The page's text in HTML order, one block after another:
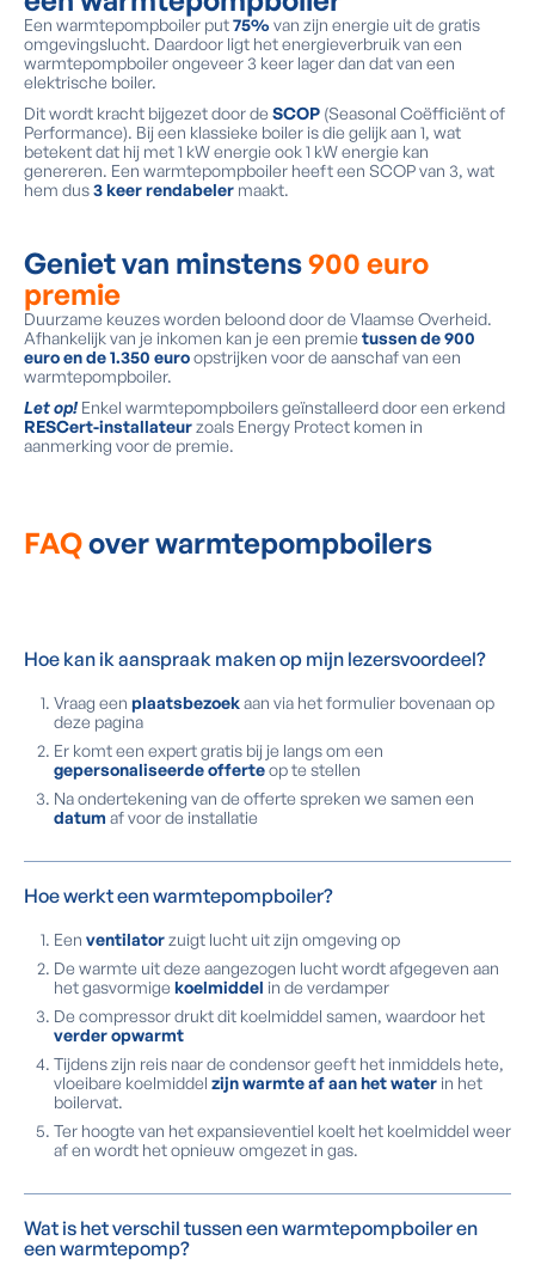
Een warmtepompboiler put75%van zijn energie uit de gratis
omgevingslucht. Daardoor ligt het energieverbruik van een
warmtepompboiler ongeveer 3 keer lager dan dat van een
elektrische boiler.
Dit wordt kracht bijgezet door de SCOP (Seasonal Coëfficiënt of
Performance). Bij een klassieke boiler is die gelijk aan 1, wat
betekent dat hij met 1 kW energie ook 1 kW energie kan
genereren. Een warmtepompboiler heeft een SCOP van 3, wat
hem dus3 keer rendabeler maakt.
Geniet van minstens900 euro
premie
Duurzame keuzes worden beloond door de Vlaamse Overheid.
Afhankelijk van je inkomen kan je een premie tussen de 900
euro en de 1.350 euroopstrijken voor de aanschaf van een
warmtepompboiler.
Let op!Enkel warmtepompboilers geïnstalleerd door een erkend
RESCert-installateurzoals Energy Protect komen in
aanmerking voor de premie.
FAQover warmtepompboilers
Hoe kan ik aanspraak maken op mijn lezersvoordeel?
Vraag een plaatsbezoekaan via het formulier bovenaan op
deze pagina
Er komt een expert gratis bij je langs om een
gepersonaliseerde offerteop te stellen
Na ondertekening van de offerte spreken we samen een
datum af voor de installatie
Hoe werkt een warmtepompboiler?
Een ventilatorzuigt lucht uit zijn omgeving op
De warmte uit deze aangezogen lucht wordt afgegeven aan
het gasvormige koelmiddel in de verdamper
De compressor drukt dit koelmiddel samen, waardoor het
verder opwarmt
Tijdens zijn reis naar de condensor geeft het inmiddels hete,
vloeibare koelmiddel zijn warmte af aan het water in het
boilervat.
Ter hoogte van het expansieventiel koelt het koelmiddel weer
af en wordt het opnieuw omgezet in gas.
Wat is het verschil tussen een warmtepompboiler en
een warmtepomp?